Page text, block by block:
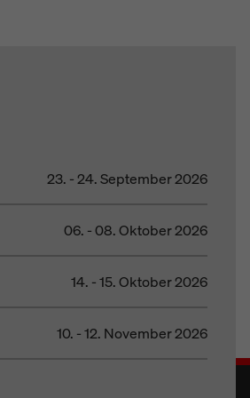
23. - 24. September 2026
06. - 08. Oktober 2026
14. - 15. Oktober 2026
10. - 12. November 2026